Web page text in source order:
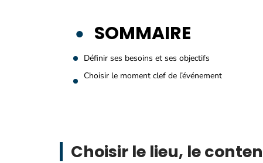
SOMMAIRE
Définir ses besoins et ses objectifs
Choisir le moment clef de l’événement
Choisir le lieu, le